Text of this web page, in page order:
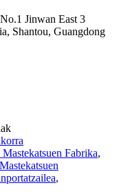
Jinwan East 3
Shantou, Guangdong
Fabrika,
,